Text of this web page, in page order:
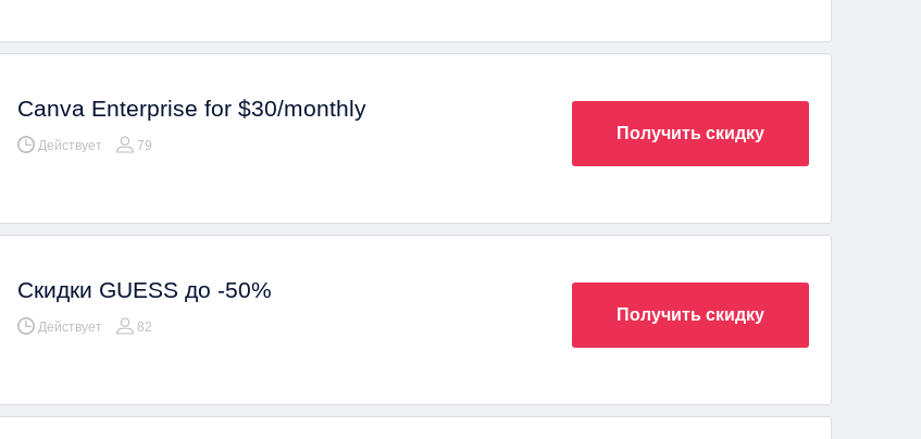
Canva Enterprise for $30/monthly
Действует 79
Получить скидку
Скидки GUESS до -50%
Действует 82
Получить скидку